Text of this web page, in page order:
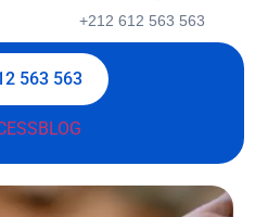
+212 612 563 563
BLOG
563 563